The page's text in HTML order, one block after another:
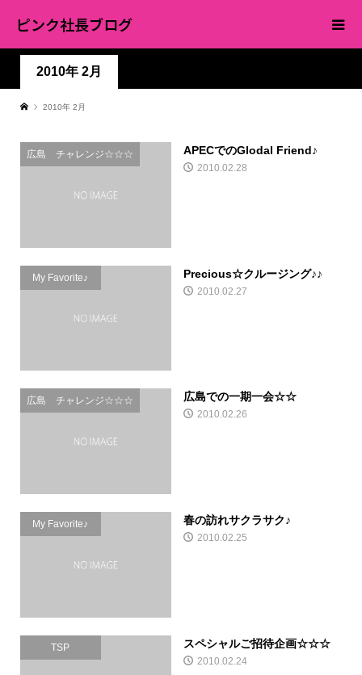
ピンク社長ブログ
2010年 2月
2010年 2月
広島 チャレンジ☆☆☆ APECでのGlodal Friend♪
2010.02.28
My Favorite♪ Precious☆クルージング♪♪
2010.02.27
広島 チャレンジ☆☆☆ 広島での一期一会☆☆
2010.02.26
My Favorite♪ 春の訪れサクラサク♪
2010.02.25
TSP スペシャルご招待企画☆☆☆
2010.02.24